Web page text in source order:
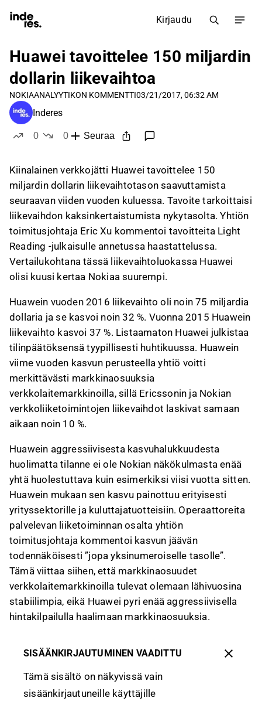
Kirjaudu
Huawei tavoittelee 150 miljardin
dollarin liikevaihtoa
NOKIAANALYYTIKON KOMMENTTI03/21/2017, 06:32 AM
Inderes
0
0
Seuraa
Kiinalainen verkkojätti Huawei tavoittelee 150
miljardin dollarin liikevaihtotason saavuttamista
seuraavan viiden vuoden kuluessa. Tavoite tarkoittaisi
liikevaihdon kaksinkertaistumista nykytasolta. Yhtiön
toimitusjohtaja Eric Xu kommentoi tavoitteita Light
Reading -julkaisulle annetussa haastattelussa.
Vertailukohtana tässä liikevaihtoluokassa Huawei
olisi kuusi kertaa Nokiaa suurempi.
Huawein vuoden 2016 liikevaihto oli noin 75 miljardia
dollaria ja se kasvoi noin 32 %. Vuonna 2015 Huawein
liikevaihto kasvoi 37 %. Listaamaton Huawei julkistaa
tilinpäätöksensä tyypillisesti huhtikuussa. Huawein
viime vuoden kasvun perusteella yhtiö voitti
merkittävästi markkinaosuuksia
verkkolaitemarkkinoilla, sillä Ericssonin ja Nokian
verkkoliiketoimintojen liikevaihdot laskivat samaan
aikaan noin 10 %.
Huawein aggressiivisesta kasvuhalukkuudesta
huolimatta tilanne ei ole Nokian näkökulmasta enää
yhtä huolestuttava kuin esimerkiksi viisi vuotta sitten.
Huawein mukaan sen kasvu painottuu erityisesti
yrityssektorille ja kuluttajatuotteisiin. Operaattoreita
palvelevan liiketoiminnan osalta yhtiön
toimitusjohtaja kommentoi kasvun jäävän
todennäköisesti ”jopa yksinumeroiselle tasolle”.
Tämä viittaa siihen, että markkinaosuudet
verkkolaitemarkkinoilla tulevat olemaan lähivuosina
stabiilimpia, eikä Huawei pyri enää aggressiivisella
hintakilpailulla haalimaan markkinaosuuksia.
SISÄÄNKIRJAUTUMINEN VAADITTU
Tämä sisältö on näkyvissä vain
sisäänkirjautuneille käyttäjille